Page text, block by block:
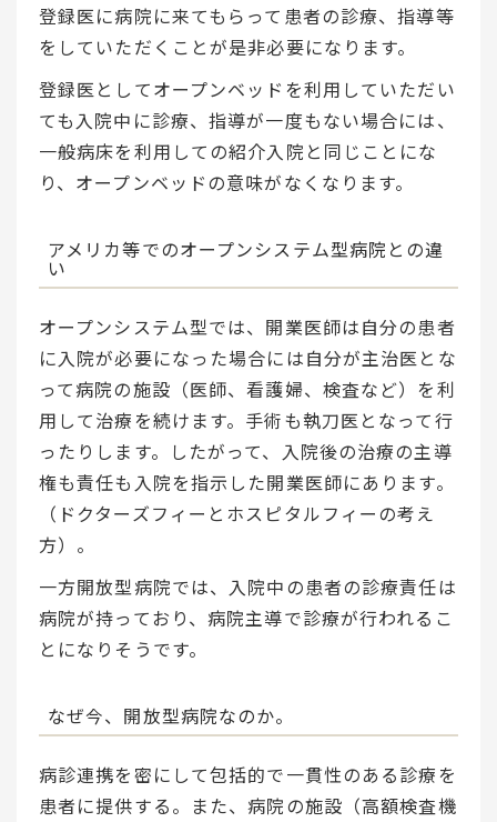
登録医に病院に来てもらって患者の診療、指導等
をしていただくことが是非必要になります。
登録医としてオープンベッドを利用していただい
ても入院中に診療、指導が一度もない場合には、
一般病床を利用しての紹介入院と同じことにな
り、オープンベッドの意味がなくなります。
アメリカ等でのオープンシステム型病院との違
い
オープンシステム型では、開業医師は自分の患者
に入院が必要になった場合には自分が主治医とな
って病院の施設（医師、看護婦、検査など）を利
用して治療を続けます。手術も執刀医となって行
ったりします。したがって、入院後の治療の主導
権も責任も入院を指示した開業医師にあります。
（ドクターズフィーとホスピタルフィーの考え
方）。
一方開放型病院では、入院中の患者の診療責任は
病院が持っており、病院主導で診療が行われるこ
とになりそうです。
なぜ今、開放型病院なのか。
病診連携を密にして包括的で一貫性のある診療を
患者に提供する。また、病院の施設（高額検査機